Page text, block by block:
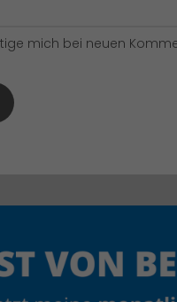
mich bei neuen